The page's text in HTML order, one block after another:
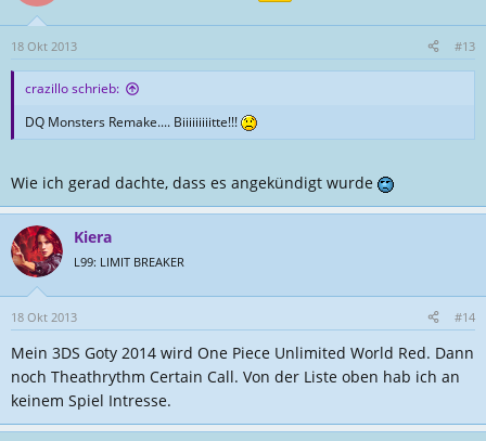
18 Okt 2013 #13
crazillo schrieb:
DQ Monsters Remake.... Biiiiiiiiitte!!!
Wie ich gerad dachte, dass es angekündigt wurde
Kiera
L99: LIMIT BREAKER
18 Okt 2013 #14
Mein 3DS Goty 2014 wird One Piece Unlimited World Red. Dann
noch Theathrythm Certain Call. Von der Liste oben hab ich an
keinem Spiel Intresse.